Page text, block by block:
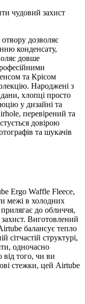
чудовий захист
дозволяє
конденсату,
довше
та Крісом
Народжені з
хлопці просто
у дизайні та
перевірений та
довірою
та шукачів
Ergo Waffle Fleece,
межі в холодних
до обличчя,
Виготовлений
балансує тепло
сітчастій структурі,
одночасно
від того, чи ви
стежки, цей Airtube